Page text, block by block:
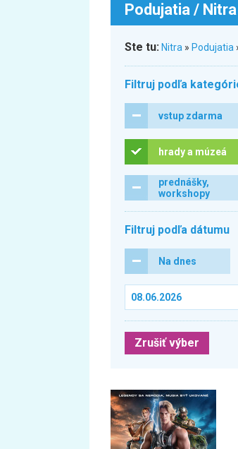
Podujatia /
Ste tu: Nitra » Podujatia
Filtruj podľa
vstup zdarma
hrady a múzeá
prednášky,
workshopy
Filtruj podľa dátumu
Na dnes
Zrušiť výber